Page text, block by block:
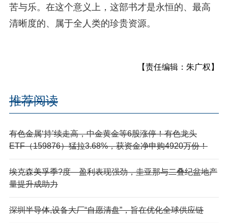
苦与乐。在这个意义上，这部书才是永恒的、最高
清晰度的、属于全人类的珍贵资源。
【责任编辑：朱广权】
推荐阅读
有色金属‘持’续走高，中金黄金等6股涨停！有色龙头
ETF（159876）猛拉3.68%，获资金净申购4920万份！
埃克森美孚季?度—盈利表现强劲，圭亚那与二叠纪盆地产
量提升成助力
深圳半导体,设备大厂“自愿清盘”，旨在优化全球供应链